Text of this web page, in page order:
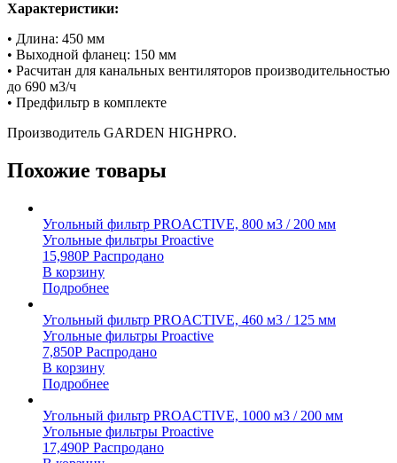
Характеристики:
• Длина: 450 мм
• Выходной фланец: 150 мм
• Расчитан для канальных вентиляторов производительностью
до 690 м3/ч
• Предфильтр в комплекте
Производитель GARDEN HIGHPRO.
Похожие товары
Угольный фильтр PROACTIVE, 800 м3 / 200 мм
Угольные фильтры Proactive
15,980Р Распродано
В корзину
Подробнее
Угольный фильтр PROACTIVE, 460 м3 / 125 мм
Угольные фильтры Proactive
7,850Р Распродано
В корзину
Подробнее
Угольный фильтр PROACTIVE, 1000 м3 / 200 мм
Угольные фильтры Proactive
17,490Р Распродано